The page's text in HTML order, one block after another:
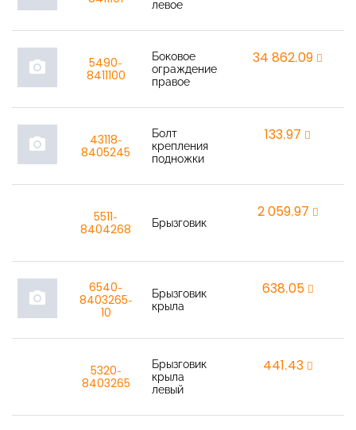
левое
photo_camera
5490-
8411100
Боковое
ограждение
правое
34 862,09
photo_camera
43118-
8405245
Болт
крепления
подножки
133,97
5511-
8404268
Брызговик
2 059,97
photo_camera
6540-
8403265-
10
Брызговик
крыла
638,05
5320-
8403265
Брызговик
крыла
левый
441,43